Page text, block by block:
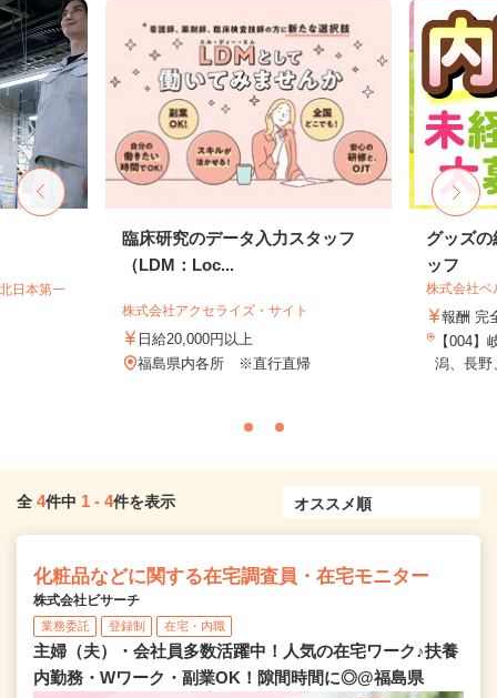
日本第一
臨床研究のデータ入力スタッフ
（LDM：Loc...
株式会社アクセライズ・サイト
日給20,000円以上
福島県内各所 ※直行直帰
グッズ
ッフ
株式会社ベ
報酬 完
【004】
潟、長野
全 4件中 1 - 4件を表示
化粧品などに関する在宅調査員・在宅モニター
株式会社ビサーチ
業務委託 登録制 在宅・内職
主婦（夫）・会社員多数活躍中！人気の在宅ワーク♪扶養
内勤務・Wワーク・副業OK！隙間時間に◎@福島県